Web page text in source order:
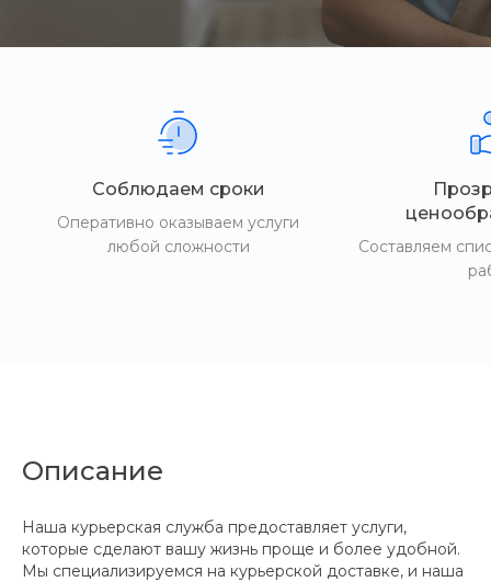
Соблюдаем сроки
Оперативно оказываем услуги
любой сложности
Составляем
Описание
Наша курьерская служба предоставляет услуги,
которые сделают вашу жизнь проще и более удобной.
Мы специализируемся на курьерской доставке, и наша